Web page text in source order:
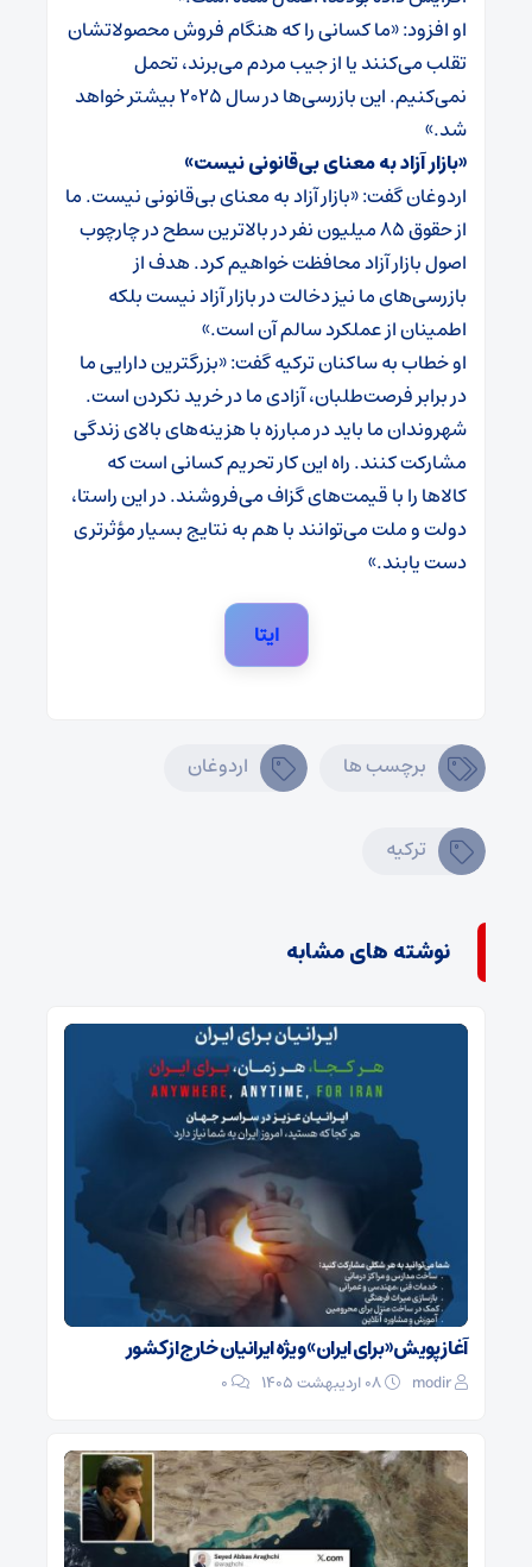
او افزود: «ما کسانی را که هنگام فروش محصولاتشان
تقلب می‌کنند یا از جیب مردم می‌برند، تحمل
نمی‌کنیم. این بازرسی‌ها در سال ۲۰۲۵ بیشتر خواهد
شد.»
«بازار آزاد به معنای بی‌قانونی نیست»
اردوغان گفت: «بازار آزاد به معنای بی‌قانونی نیست. ما
از حقوق ۸۵ میلیون نفر در بالاترین سطح در چارچوب
اصول بازار آزاد محافظت خواهیم کرد. هدف از
بازرسی‌های ما نیز دخالت در بازار آزاد نیست بلکه
اطمینان از عملکرد سالم آن است.»
او خطاب به ساکنان ترکیه گفت: «بزرگترین دارایی ما
در برابر فرصت‌طلبان، آزادی ما در خرید نکردن است.
شهروندان ما باید در مبارزه با هزینه‌های بالای زندگی
مشارکت کنند. راه این کار تحریم کسانی است که
کالاها را با قیمت‌های گزاف می‌فروشند. در این راستا،
دولت و ملت می‌توانند با هم به نتایج بسیار مؤثرتری
دست یابند.»
ایتا
برچسب ها اردوغان
ترکیه
نوشته های مشابه
آغاز پویش «برای ایران» ویژه ایرانیان خارج از کشور
modir
0